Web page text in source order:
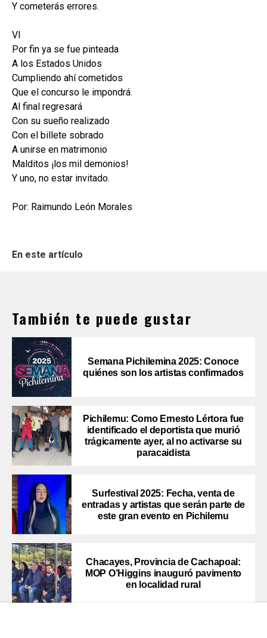
Y cometerás errores.
VI
Por fin ya se fue pinteada
A los Estados Unidos
Cumpliendo ahí cometidos
Que el concurso le impondrá.
Al final regresará
Con su sueño realizado
Con el billete sobrado
A unirse en matrimonio
Malditos ¡los mil demonios!
Y uno, no estar invitado.
Por: Raimundo León Morales
En este artículo
También te puede gustar
Semana Pichilemina 2025: Conoce
quiénes son los artistas confirmados
Pichilemu: Como Ernesto Lértora fue
identificado el deportista que murió
trágicamente ayer, al no activarse su
paracaidista
Surfestival 2025: Fecha, venta de
entradas y artistas que serán parte de
este gran evento en Pichilemu
Chacayes, Provincia de Cachapoal:
MOP O’Higgins inauguró pavimento
en localidad rural